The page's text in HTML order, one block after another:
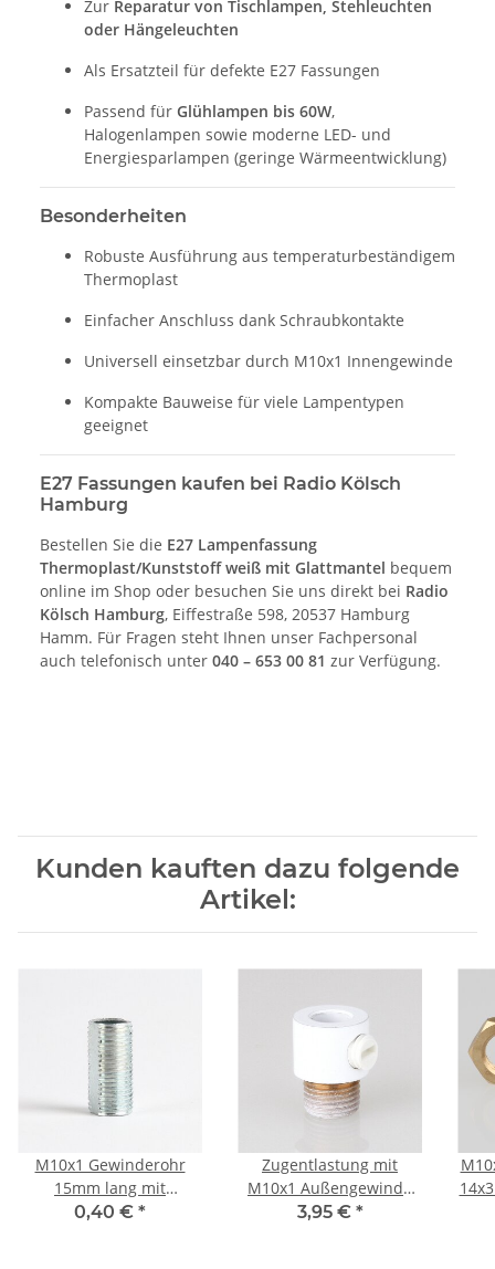
Zur Reparatur von Tischlampen, Stehleuchten
oder Hängeleuchten
Als Ersatzteil für defekte E27 Fassungen
Passend für Glühlampen bis 60W,
Halogenlampen sowie moderne LED- und
Energiesparlampen (geringe Wärmeentwicklung)
Besonderheiten
Robuste Ausführung aus temperaturbeständigem
Thermoplast
Einfacher Anschluss dank Schraubkontakte
Universell einsetzbar durch M10x1 Innengewinde
Kompakte Bauweise für viele Lampentypen
geeignet
E27 Fassungen kaufen bei Radio Kölsch
Hamburg
Bestellen Sie die E27 Lampenfassung
Thermoplast/Kunststoff weiß mit Glattmantel bequem
online im Shop oder besuchen Sie uns direkt bei Radio
Kölsch Hamburg, Eiffestraße 598, 20537 Hamburg
Hamm. Für Fragen steht Ihnen unser Fachpersonal
auch telefonisch unter 040 – 653 00 81 zur Verfügung.
Kunden kauften dazu folgende
Artikel:
M10x1 Gewinderohr
15mm lang mit
Profil/Verdrehschutz
0,40 € *
Zugentlastung mit
M10x1 Außengewinde
für Kabel 13x17mm
3,95 € *